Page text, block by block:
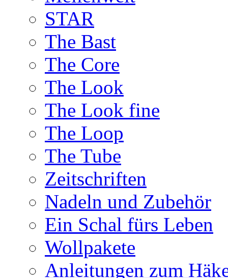
STAR
The Bast
The Core
The Look
The Look fine
The Loop
The Tube
Zeitschriften
Nadeln und Zubehör
Ein Schal fürs Leben
Wollpakete
Anleitungen zum